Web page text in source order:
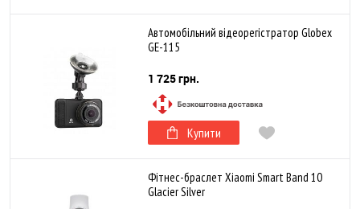
Автомобільний відеорегістратор Globex
GE-115
1 725 грн.
Купити
Фітнес-браслет Xiaomi Smart Band 10
Glacier Silver